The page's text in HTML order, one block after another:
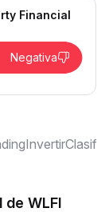
Financial
Negativa
Invertir
de WLFI